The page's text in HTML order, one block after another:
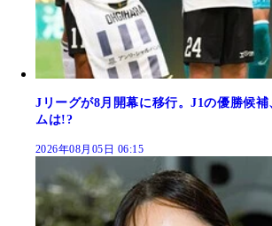
Jリーグが8月開幕に移行。J1の優勝候
ムは!?
2026年08月05日 06:15